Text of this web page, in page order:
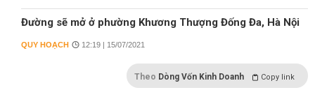
Đường sẽ mở ở phường Khương Thượng Đống Đa, Hà Nội
QUY HOẠCH 12:19 | 15/07/2021
Theo Dòng Vốn Kinh Doanh Copy link